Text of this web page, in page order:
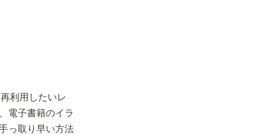
利用したいレ
電子書籍のイラ
っ取り早い方法